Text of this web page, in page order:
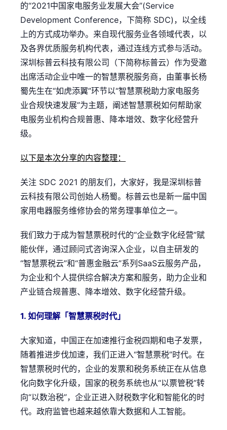
的“2021中国家电服务业发展大会”(Service
Development Conference，下简称 SDC)，以全线
上的方式成功举办。来自现代服务业各领域代表，以
及各界优质服务机构代表，通过连线方式参与活动。
深圳标普云科技有限公司（下简称标普云）作为受邀
出席活动企业中唯一的智慧票税服务商，由董事长杨
蜀先生在“如虎添翼”环节以“智慧票税助力家电服务
业合规快速发展”为主题，阐述智慧票税如何帮助家
电服务业机构合规普惠、降本增效、数字化经营升
级。
以下是本次分享的内容整理：
关注 SDC 2021 的朋友们，大家好，我是深圳标普
云科技有限公司创始人杨蜀。标普云也是新一届中国
家用电器服务维修协会的常务理事单位之一。
我们致力于成为智慧票税时代的“企业数字化经营”赋
能伙伴，通过顾问式咨询深入企业，以自主研发的
“智慧票税云”和“普惠金融云”系列SaaS云服务产品，
为企业和个人提供综合解决方案和服务，助力企业和
产业链合规普惠、降本增效、数字化经营升级。
1. 如何理解「智慧票税时代」
大家知道，中国正在加速推行金税四期和电子发票，
随着推进步伐加速，我们正进入“智慧票税”时代。在
智慧票税时代的，企业的发票和税务系统正在从信息
化向数字化升级，国家的税务系统也从“以票管税”转
向“以数治税”，企业正进入财税数字化和智能化的时
代。政府监管也越来越依靠大数据和人工智能。